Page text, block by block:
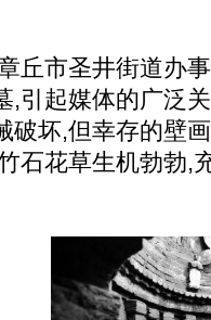
市圣井街道办事
,引起媒体的广泛
破坏,但幸存的壁
石花草生机勃勃,